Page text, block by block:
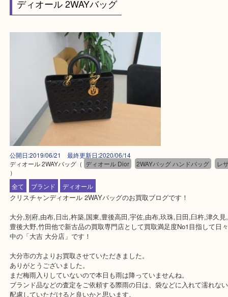
ディオール 2WAYバッグ
公開日:2019/06/21 最終更新日:2020/06/14
ディオール 2WAYバッグ（ ディオール Dior
2WAYバッグ ハンドバッグ
）
全て
ブランド ディオール
大分,別府,由布,日出,杵築,国東,豊後高田,宇佐,由布,玖珠,日田,臼杵,
豊後大野,竹田他で新古品の買取専門店として買取満足度No1目指し
中の「大吉 大分店」です！